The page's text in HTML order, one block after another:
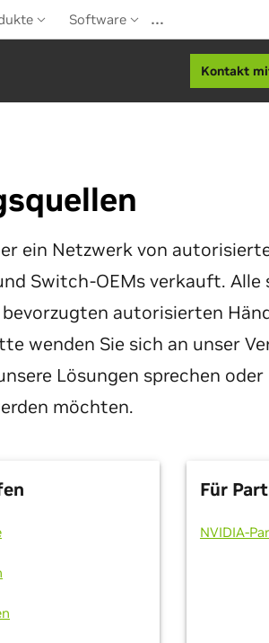
Software …
Kontakt
ein Netzwerk von
Switch-OEMs verkauft. Alle
autorisierten
wenden Sie sich an unser
Lösungen sprechen oder
möchten.
Für
NVIDIA-